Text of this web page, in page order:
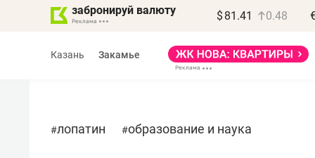
забронируй валюту $ 81.41 0.48
Казань Закамье
#лопатин #образование и наука